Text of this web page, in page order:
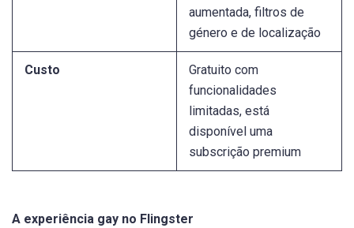
aumentada, filtros de
género e de localização
Custo
Gratuito com
funcionalidades
limitadas, está
disponível uma
subscrição premium
A experiência gay no Flingster